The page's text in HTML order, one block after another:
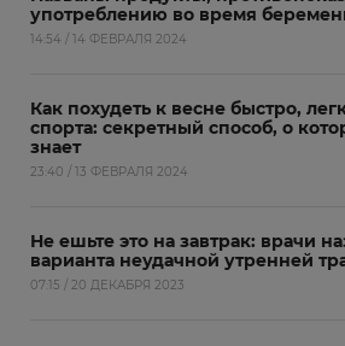
употреблению во время
14:54 / 14 ФЕВРАЛЯ 2024
Как похудеть к весне быстро,
спорта: секретный способ, о
знает
23:40 / 13 ФЕВРАЛЯ 2024
Не ешьте это на завтрак: врачи
варианта неудачной утренней
07:15 / 20 ДЕКАБРЯ 2023